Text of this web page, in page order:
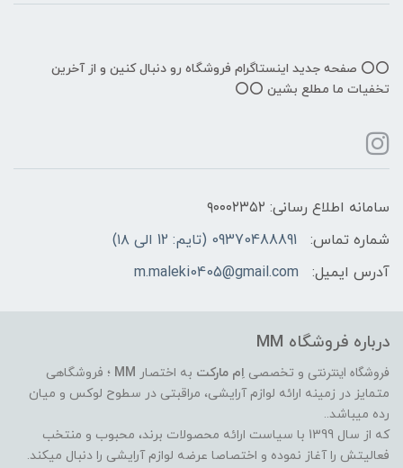
⭕️⭕️ صفحه جدید اینستاگرام فروشگاه رو دنبال کنین و از آخرین
تخفیات ما مطلع بشین ⭕️⭕️
سامانه اطلاع رسانی: ۹۰۰۰۲۳۵۲
شماره تماس:
09370488891 (تایم: 12 الی ۱۸)
آدرس ایمیل:
m.maleki0405@gmail.com
درباره فروشگاه MM
فروشگاه اینترنتی و تخصصی اِم مارکت به اختصار MM ؛ فروشگاهی
متمایز در زمینه ارائه لوازم آرایشی، مراقبتی در سطوح لوکس و میان
رده میباشد..
که از سال 1399 با سیاست ارائه محصولات برند، محبوب و منتخب
فعالیتش را آغاز نموده و اختصاصا عرضه لوازم آرایشی را دنبال میکند.